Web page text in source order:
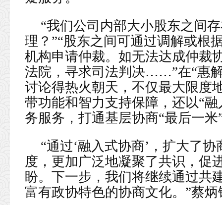
“我们公司内部大小股东之间
理？”“股东之间可通过调解或根
机构申请仲裁。如无法达成仲裁
法院，寻求司法判决……”在“惠
讨论得热火朝天，不仅最大限度
带功能和智力支持保障，还以“
务服务，打通基层协商“最后一米
“通过‘融入式协商’，扩大了
度，更加广泛地凝聚了共识，促
盼。下一步，我们将继续通过共
富有政协特色的协商文化。”蔡炳